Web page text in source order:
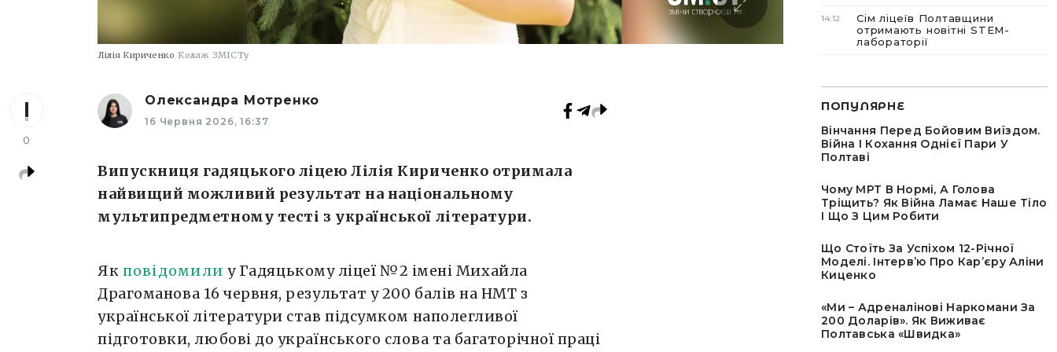
Лілія Кириченко Колаж ЗМІСТу
0
Олександра Мотренко
16 Червня 2026, 16:37
Випускниця гадяцького ліцею Лілія Кириченко отримала
найвищий можливий результат на національному
мультипредметному тесті з української літератури.
Як повідомили у Гадяцькому ліцеї №2 імені Михайла
Драгоманова 16 червня, результат у 200 балів на НМТ з
української літератури став підсумком наполегливої
підготовки, любові до українського слова та багаторічної праці
14:12
Сім ліцеїв Полтавщини
отримають новітні STEM-
лабораторії
ПОПУЛЯРНЕ
Вінчання Перед Бойовим Виїздом.
Війна І Кохання Однієї Пари У
Полтаві
Чому МРТ В Нормі, А Голова
Тріщить? Як Війна Ламає Наше Тіло
І Що З Цим Робити
Що Стоїть За Успіхом 12-Річної
Моделі. Інтервʼю Про Карʼєру Аліни
Киценко
«Ми – Адреналінові Наркомани За
200 Доларів». Як Виживає
Полтавська «швидка»